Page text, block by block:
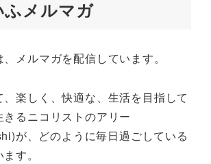
ふメルマガ
メルマガを配信しています。
楽しく、快適な、生活を目指して
るニコリストのアリー
が、どのように毎日過ごしている
す。